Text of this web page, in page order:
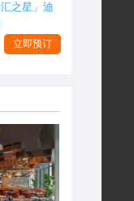
之星」迪
立即预订